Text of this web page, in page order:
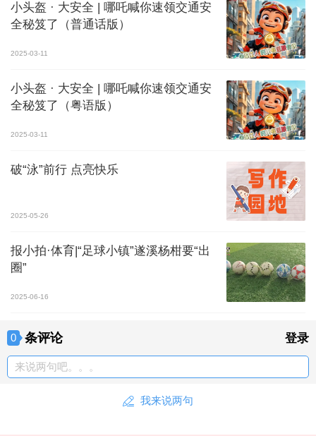
小头盔 · 大安全 | 哪吒喊你速领交通安
全秘笈了（普通话版）
2025-03-11
小头盔 · 大安全 | 哪吒喊你速领交通安
全秘笈了（粤语版）
2025-03-11
破“泳”前行 点亮快乐
2025-05-26
报小拍·体育|“足球小镇”遂溪杨柑要“出
圈”
2025-06-16
0 条评论 登录
来说两句吧。。。
我来说两句